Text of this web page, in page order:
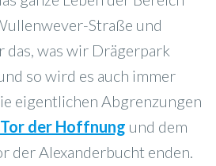
Straße und
das, was wir Drägerpark
so wird es auch immer
eigentlichen Abgrenzungen
Tor der Hoffnung und dem
der Alexanderbucht enden.